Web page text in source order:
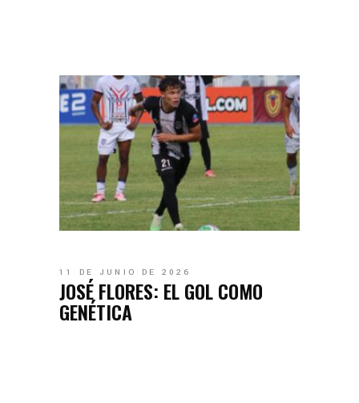
11 DE JUNIO DE 2026
JOSÉ FLORES: EL GOL COMO
GENÉTICA